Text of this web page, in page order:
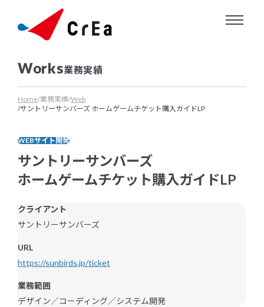
About us
クリエについて
Service
Works
業務実績
Information
お知らせ・ニュースリリース
Blog
ブログ
業務実績
Home 業務実績 Web
サントリーサンバーズ ホームゲームチケット購入ガイドLP
WEBサイト開発
サントリーサンバーズ
ホームゲームチケット購入ガイドLP
クライアント
サントリーサンバーズ
URL
https://sunbirds.jp/ticket
業務範囲
デザイン／コーディング／システム開発